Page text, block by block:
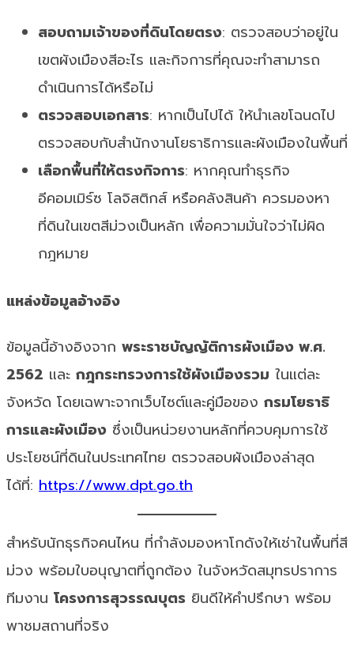
สอบถามเจ้าของที่ดินโดยตรง: ตรวจสอบว่าอยู่ใน
เขตผังเมืองสีอะไร และกิจการที่คุณจะทำสามารถ
ดำเนินการได้หรือไม่
ตรวจสอบเอกสาร: หากเป็นไปได้ ให้นำเลขโฉนดไป
ตรวจสอบกับสำนักงานโยธาธิการและผังเมืองในพื้นที่
เลือกพื้นที่ให้ตรงกิจการ: หากคุณทำธุรกิจ
อีคอมเมิร์ซ โลจิสติกส์ หรือคลังสินค้า ควรมองหา
ที่ดินในเขตสีม่วงเป็นหลัก เพื่อความมั่นใจว่าไม่ผิด
กฎหมาย
แหล่งข้อมูลอ้างอิง
ข้อมูลนี้อ้างอิงจาก พระราชบัญญัติการผังเมือง พ.ศ.
2562 และ กฎกระทรวงการใช้ผังเมืองรวม ในแต่ละ
จังหวัด โดยเฉพาะจากเว็บไซต์และคู่มือของ กรมโยธาธิ
การและผังเมือง ซึ่งเป็นหน่วยงานหลักที่ควบคุมการใช้
ประโยชน์ที่ดินในประเทศไทย ตรวจสอบผังเมืองล่าสุด
ได้ที่: https://www.dpt.go.th
สำหรับนักธุรกิจคนไหน ที่กำลังมองหาโกดังให้เช่าในพื้นที่สี
ม่วง พร้อมใบอนุญาตที่ถูกต้อง ในจังหวัดสมุทรปราการ
ทีมงาน โครงการสุวรรณบุตร ยินดีให้คำปรึกษา พร้อม
พาชมสถานที่จริง